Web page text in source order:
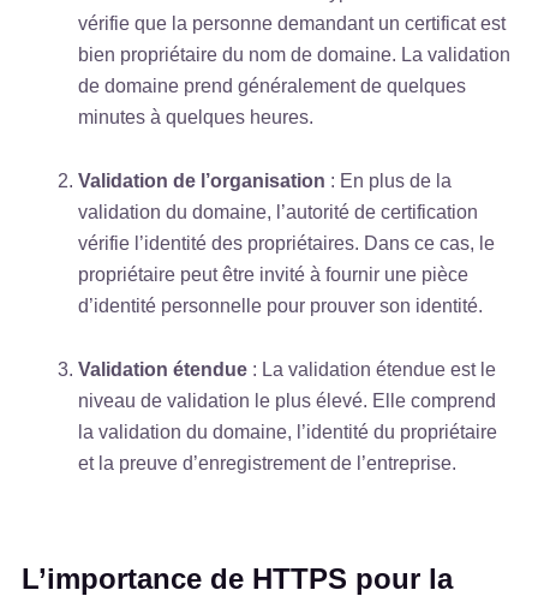
vérifie que la personne demandant un certificat est
bien propriétaire du nom de domaine. La validation
de domaine prend généralement de quelques
minutes à quelques heures.
Validation de l’organisation : En plus de la
validation du domaine, l’autorité de certification
vérifie l’identité des propriétaires. Dans ce cas, le
propriétaire peut être invité à fournir une pièce
d’identité personnelle pour prouver son identité.
Validation étendue: La validation étendue est le
niveau de validation le plus élevé. Elle comprend
la validation du domaine, l’identité du propriétaire
et la preuve d’enregistrement de l’entreprise.
L’importance de HTTPS pour la